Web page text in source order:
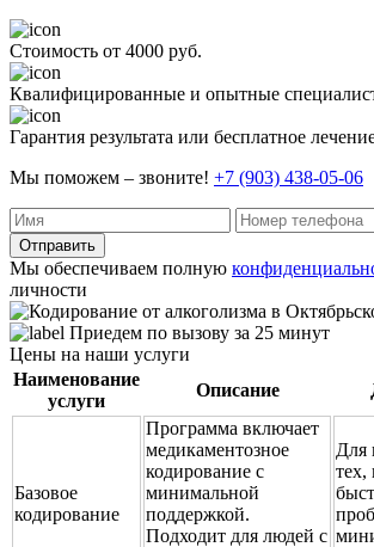
Стоимость от 4000 руб.
Квалифицированные и опытные
Гарантия результата или бесплатное
Мы поможем – звоните! +7 (903) 438-05-06
Отправить
Мы обеспечиваем полную
личности
Приедем по вызову за 25 минут
Цены на наши услуги
Наименование
услуги
Описание
Базовое
кодирование
Программа включает
медикаментозное
кодирование с
минимальной
поддержкой.
Подходит для людей с
Для
тех,